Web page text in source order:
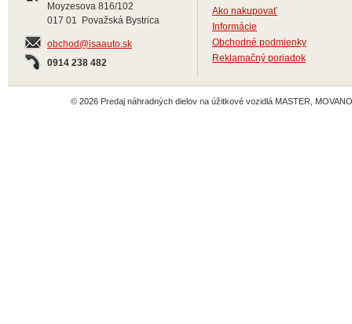
Moyzesova 816/102
017 01 Považská Bystrica
obchod@isaauto.sk
0914 238 482
Ako nakupovať
Informácie
Obchodné podmienky
Reklamačný poriadok
© 2026 Predaj náhradných dielov na úžitkové vozidlá MASTER,